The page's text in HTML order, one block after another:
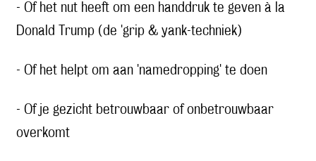
- Of het nut heeft om een handdruk te geven à la
Donald Trump (de 'grip & yank-techniek)
- Of het helpt om aan 'namedropping' te doen
- Of je gezicht betrouwbaar of onbetrouwbaar
overkomt